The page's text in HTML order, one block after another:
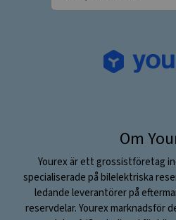
e-
Om
Yourex är ett grossistföretag
specialiserade på bilelektriska
ledande leverantörer på
reservdelar. Yourex marknadsför